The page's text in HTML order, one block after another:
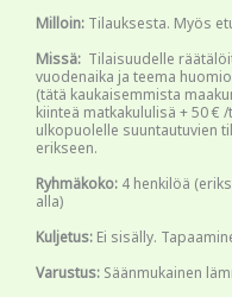
Milloin: Tilauksesta. Myös
Missä: Tilaisuudelle
vuodenaika ja teema
(tätä kaukaisemmista
kiinteä matkakululisä + 50 €
ulkopuolelle suuntautuvien
erikseen.
Ryhmäkoko: 4 henkilöä
alla)
Kuljetus: Ei sisälly.
Varustus: Säänmukainen